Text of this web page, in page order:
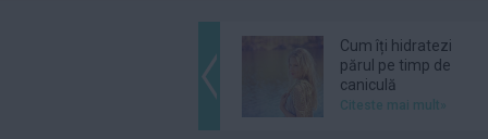
Cum îți hidratezi
părul pe timp de
caniculă
Citeste mai mult»